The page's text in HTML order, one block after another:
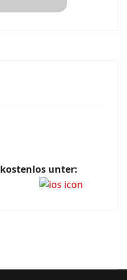
kostenlos unter: